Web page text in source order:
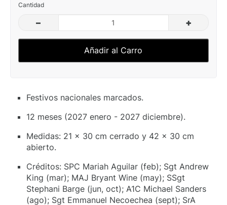
Cantidad
– +
Añadir al Carro
Festivos nacionales marcados.
12 meses (2027 enero - 2027 diciembre).
Medidas: 21 x 30 cm cerrado y 42 x 30 cm
abierto.
Créditos: SPC Mariah Aguilar (feb); Sgt Andrew
King (mar); MAJ Bryant Wine (may); SSgt
Stephani Barge (jun, oct); A1C Michael Sanders
(ago); Sgt Emmanuel Necoechea (sept); SrA